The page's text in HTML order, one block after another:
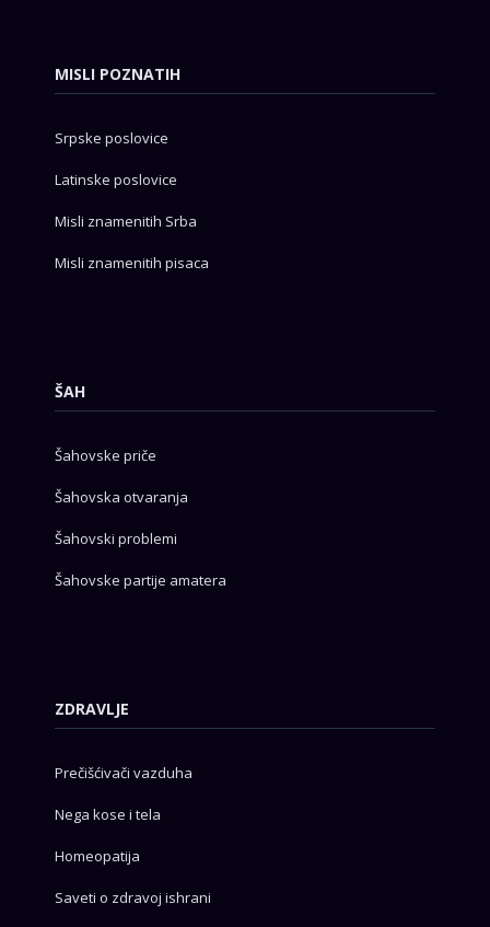
MISLI POZNATIH
Srpske poslovice
Latinske poslovice
Misli znamenitih Srba
Misli znamenitih pisaca
ŠAH
Šahovske priče
Šahovska otvaranja
Šahovski problemi
Šahovske partije amatera
ZDRAVLJE
Prečišćivači vazduha
Nega kose i tela
Homeopatija
Saveti o zdravoj ishrani